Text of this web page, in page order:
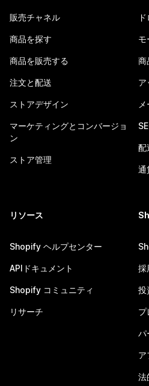
販売チャネル
商品を探す
商品を販売する
注文と配送
ストアデザイン
マーケティングとコンバージョ
ン
ストア管理
モ
商
ア
配
通
リソース
Shopify ヘルプセンター
APIドキュメント
Shopify コミュニティ
リサーチ
採
投
プ
パ
ア
法